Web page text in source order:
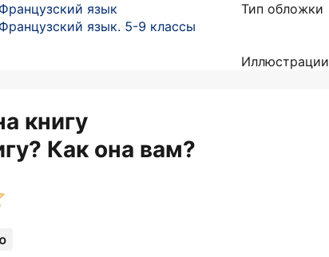
Французский язык
Французский язык. 5-9 классы
Тип обложки
Иллюстрации
книгу
Как она вам?